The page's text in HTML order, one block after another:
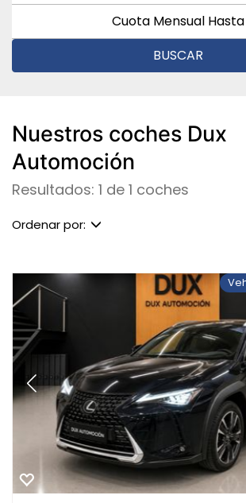
Cuota Mensual Hasta
BUSCAR
Nuestros coches Dux
Automoción
Resultados: 1 de 1 coches
Ordenar por: